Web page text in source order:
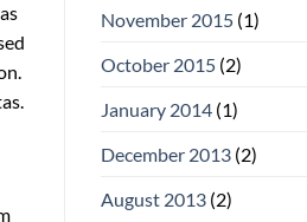
November 2015(1)
October 2015(2)
January 2014(1)
December 2013(2)
August 2013(2)